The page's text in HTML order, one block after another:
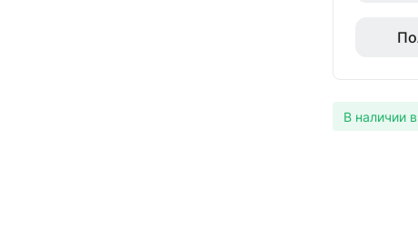
В наличии в